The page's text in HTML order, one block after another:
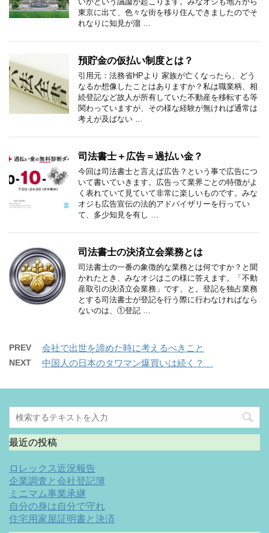
東京に出て、色々な街を移り住んできましたのでそ
れなりに知見が溜 …
預貯金の仮払い制度とは？
引用元：法務省HPより 家族が亡くなったら、どう
なるか想像したことはありますか？私は職業柄、相
続登記など故人が所有していた不動産を移転する等
関わっていますが、その様な経験が無ければ通常は
考えが及ばない …
司法書士＋広告＝過払い金？
今回は司法書士と言えば広告？という事で広告につ
いて書いていきます。広告って業界ごとの特徴がよ
く表れていて見ていて非常に楽しいものです。みな
オジも広告宣伝の法的アドバイザリーを行ってい
て、多少知見を有し …
司法書士の決済立会業務とは
司法書士の一番の象徴的な業務とは何ですか？と聞
かれたとき、みなオジはこの様に答えます。「不動
産取引の決済立会業務」です、と。登記を独占業務
とする司法書士が登記を行う際に行わなければなら
ないのは、①登記 …
PREV 会社で出世を諦めた時に考えるべきこと
NEXT 中国人の日本のタワマン爆買いは続く？
最近の投稿
ロレックス近況報告
企業調査と会社登記簿
ミニマム事業承継
自分の身は自分で守れ
住宅用家屋証明書と決済